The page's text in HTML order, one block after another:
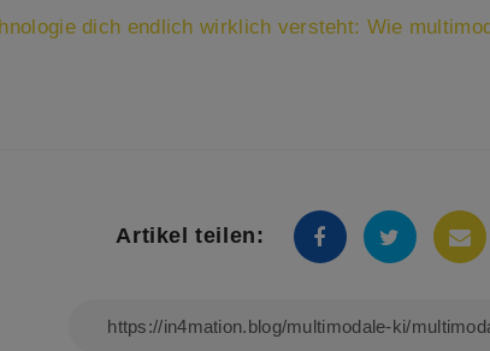
dich endlich wirklich versteht: Wie
Artikel teilen: